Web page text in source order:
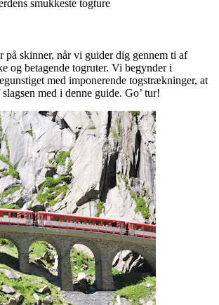
smukkeste togture
på skinner, når vi guider dig gennem ti af
og betagende togruter. Vi begynder i
med imponerende togstrækninger, at
med i denne guide. Go’ tur!